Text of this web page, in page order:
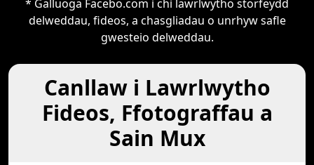
* Galluoga Facebo.com i chi lawrlwytho storfeydd
delweddau, fideos, a chasgliadau o unrhyw safle
gwesteio delweddau.
Canllaw i Lawrlwytho
Fideos, Ffotograffau a
Sain Mux